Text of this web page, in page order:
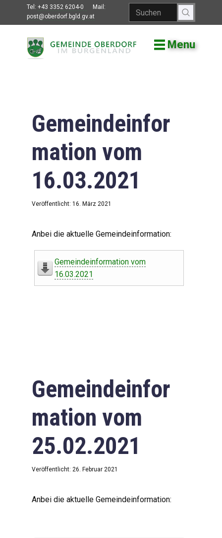
Tel: +43 3352 6204-0
Mail:
post@oberdorf.bgld.gv.at
Menu
Willkommen
Gemeindeamt
Gemeinderat
Bildung
Vereine
Leben in Oberdorf
Downloads
Impressum
Datenschutzerklärung
Gemeindeinfor
mation vom
16.03.2021
Veröffentlicht: 16. März 2021
Anbei die aktuelle Gemeindeinformation:
Gemeindeinformation vom
16.03.2021
Gemeindeinfor
mation vom
25.02.2021
Veröffentlicht: 26. Februar 2021
Anbei die aktuelle Gemeindeinformation: